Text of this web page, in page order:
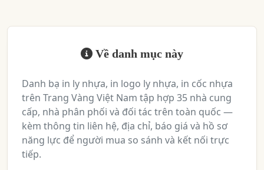
Về danh mục này
Danh bạ in ly nhựa, in logo ly nhựa, in cốc nhựa
trên Trang Vàng Việt Nam tập hợp 35 nhà cung
cấp, nhà phân phối và đối tác trên toàn quốc —
kèm thông tin liên hệ, địa chỉ, báo giá và hồ sơ
năng lực để người mua so sánh và kết nối trực
tiếp.